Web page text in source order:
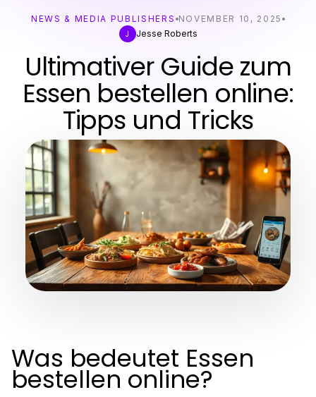
NEWS & MEDIA PUBLISHERS NOVEMBER 10, 2025
J
Jesse Roberts
Ultimativer Guide zum
Essen bestellen online:
Tipps und Tricks
Was bedeutet Essen
bestellen online?